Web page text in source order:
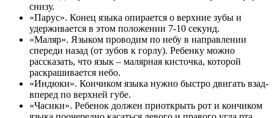
снизу.
«Парус». Конец языка опирается о верхние зубы и
удерживается в этом положении 7-10 секунд.
«Маляр». Языком проводим по небу в направлении
спереди назад (от зубов к горлу). Ребенку можно
рассказать, что язык – малярная кисточка, которой
раскрашивается небо.
«Индюки». Кончиком языка нужно быстро двигать взад-
вперед по верхней губе.
«Часики». Ребенок должен приоткрыть рот и кончиком